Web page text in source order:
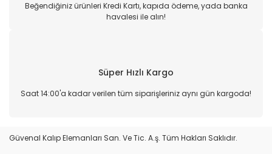
Beğendiğiniz ürünleri Kredi Kartı, kapıda ödeme, yada banka
havalesi ile alın!
Süper Hızlı Kargo
Saat 14:00'a kadar verilen tüm siparişleriniz aynı gün kargoda!
Güvenal Kalıp Elemanları San. Ve Tic. A.ş. Tüm Hakları Saklıdır.